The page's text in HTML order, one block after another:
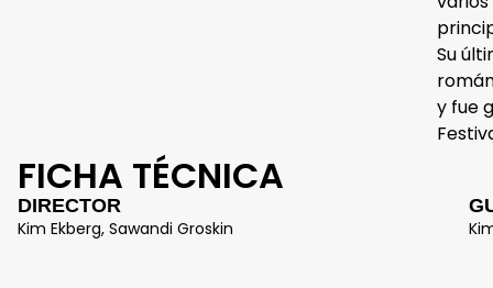
Su
y fue
FICHA TÉCNICA
DIRECTOR
Kim Ekberg, Sawandi Groskin